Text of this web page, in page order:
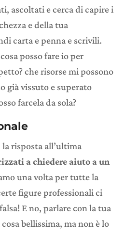
ascoltati e cerca di capire i
e della tua
carta e penna e scrivili.
posso fare io per
che risorse mi possono
già vissuto e superato
farcela da sola?
risposta all’ultima
a chiedere aiuto a un
una volta per tutte la
figure professionali ci
E no, parlare con la tua
bellissima, ma non è lo